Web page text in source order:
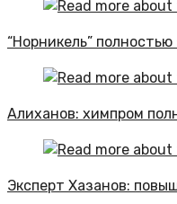
“Норникель”
Алиханов: химпром
Эксперт Хазанов: